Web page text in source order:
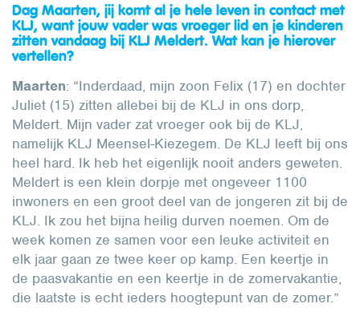
Dag Maarten, jij komt al je hele leven in contact met
KLJ, want jouw vader was vroeger lid en je kinderen
zitten vandaag bij KLJ Meldert. Wat kan je hierover
vertellen?
Maarten: “Inderdaad, mijn zoon Felix (17) en dochter
Juliet (15) zitten allebei bij de KLJ in ons dorp,
Meldert. Mijn vader zat vroeger ook bij de KLJ,
namelijk KLJ Meensel-Kiezegem. De KLJ leeft bij ons
heel hard. Ik heb het eigenlijk nooit anders geweten.
Meldert is een klein dorpje met ongeveer 1100
inwoners en een groot deel van de jongeren zit bij de
KLJ. Ik zou het bijna heilig durven noemen. Om de
week komen ze samen voor een leuke activiteit en
elk jaar gaan ze twee keer op kamp. Een keertje in
de paasvakantie en een keertje in de zomervakantie,
die laatste is echt ieders hoogtepunt van de zomer.”